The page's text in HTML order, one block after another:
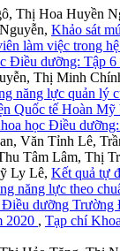
Thị Hoa Huyền
Khảo sát
làm việc trong
Điều dưỡng: Tập 6
Thị Minh
năng lực quản lý
Quốc tế Hoàn
học Điều
Văn Tỉnh Lê,
Tâm Lâm, Thị
Ly Lê, Kết quả tự
năng lực theo
Điều dưỡng Trường
2020 , Tạp chí